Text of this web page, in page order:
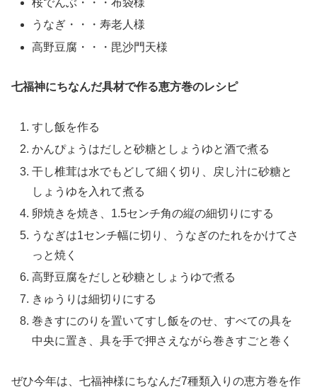
桜でんぶ・・・布袋様
うなぎ・・・寿老人様
高野豆腐・・・毘沙門天様
七福神にちなんだ具材で作る恵方巻のレシピ
すし飯を作る
かんぴょうはだしと砂糖としょうゆと酒で煮る
干し椎茸は水でもどして細く切り、戻し汁に砂糖と
しょうゆを入れて煮る
卵焼きを焼き、1.5センチ角の縦の細切りにする
うなぎは1センチ幅に切り、うなぎのたれをかけてさ
っと焼く
高野豆腐をだしと砂糖としょうゆで煮る
きゅうりは細切りにする
巻きすにのりを置いてすし飯をのせ、すべての具を
中央に置き、具を手で押さえながら巻きすごと巻く
ぜひ今年は、七福神様にちなんだ7種類入りの恵方巻を作